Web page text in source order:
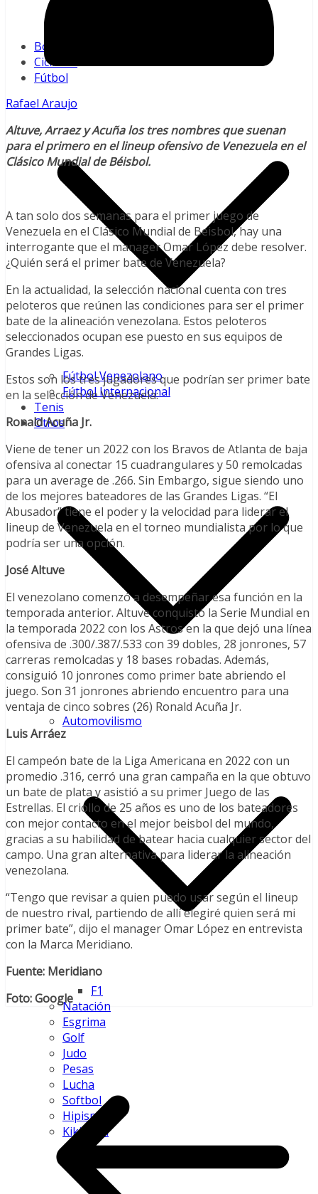
Boxeo
Ciclismo
Fútbol
Fútbol Venezolano
Fútbol Internacional
Tenis
Otros
Automovilismo
F1
Natación
Esgrima
Golf
Judo
Pesas
Lucha
Softbol
Hipismo
Kikimbol
Rafael Araujo
Altuve, Arraez y Acuña los tres nombres que suenan
para el primero en el lineup ofensivo de Venezuela en el
Clásico Mundial de Béisbol.
A tan solo dos semanas para el primer juego de
Venezuela en el Clásico Mundial de Beisbol, hay una
interrogante que el manager Omar López debe resolver.
¿Quién será el primer bate de Venezuela?
En la actualidad, la selección nacional cuenta con tres
peloteros que reúnen las condiciones para ser el primer
bate de la alineación venezolana. Estos peloteros
seleccionados ocupan ese puesto en sus equipos de
Grandes Ligas.
Estos son los tres jugadores que podrían ser primer bate
en la selección de Venezuela:
Ronald Acuña Jr.
Viene de tener un 2022 con los Bravos de Atlanta de baja
ofensiva al conectar 15 cuadrangulares y 50 remolcadas
para un average de .266. Sin Embargo, sigue siendo uno
de los mejores bateadores de las Grandes Ligas. “El
Abusador” tiene el poder y la velocidad para liderar el
lineup de Venezuela en el torneo mundialista por lo que
podría ser una opción.
José Altuve
El venezolano comenzó a desempeñar esa función en la
temporada anterior. Altuve conquistó la Serie Mundial en
la temporada 2022 con los Astros en la que dejó una línea
ofensiva de .300/.387/.533 con 39 dobles, 28 jonrones, 57
carreras remolcadas y 18 bases robadas. Además,
consiguió 10 jonrones como primer bate abriendo el
juego. Son 31 jonrones abriendo encuentro para una
ventaja de cinco sobres (26) Ronald Acuña Jr.
Luis Arráez
El campeón bate de la Liga Americana en 2022 con un
promedio .316, cerró una gran campaña en la que obtuvo
un bate de plata y asistió a su primer Juego de las
Estrellas. El criollo de 25 años es uno de los bateadores
con mejor contacto en el mejor beisbol del mundo,
gracias a su habilidad de batear hacia cualquier sector del
campo. Una gran alternativa para liderar la alineación
venezolana.
“Tengo que revisar a quien puedo usar según el lineup
de nuestro rival, partiendo de allí elegiré quien será mi
primer bate”, dijo el manager Omar López en entrevista
con la Marca Meridiano.
Fuente: Meridiano
Foto: Google